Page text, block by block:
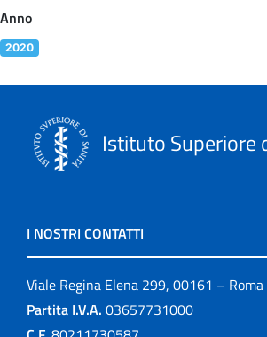
Anno
2020
Istituto Superiore
I NOSTRI CONTATTI
Viale Regina Elena 299, 00161 – Roma
Partita I.V.A. 03657731000